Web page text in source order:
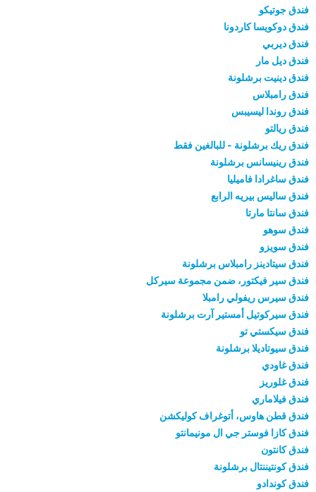
فندق جوتيكو
فندق دوكويسا كاردونا
فندق ديربي
فندق ديل مار
فندق دينيت برشلونة
فندق رامبلاس
فندق روندا ليسيبس
فندق ريالتو
فندق ريك برشلونة - للبالغين فقط
فندق رينيسانس برشلونة
فندق ساغرادا فاميليا
فندق ساليس بيريه الرابع
فندق سانتا مارتا
فندق سوهو
فندق سويزو
فندق سيتادينز رامبلاس برشلونة
فندق سير فيكتور، ضمن مجموعة سيركل
فندق سيرس ريفولي رامبلا
فندق سيركوتيل أمستير آرت برشلونة
فندق سيكستي تو
فندق سيوتاديلا برشلونة
فندق غاودي
فندق غلوريز
فندق فيلاماري
فندق قطن هاوس، أتوغراف كوليكشن
فندق كازا فوستر جي ال مونيمانتو
فندق كانتون
فندق كونتيننتال برشلونة
فندق كوندادو